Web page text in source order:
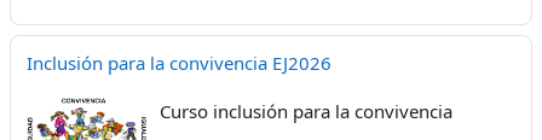
Inclusión para la convivencia EJ2026
Curso inclusión para la convivencia